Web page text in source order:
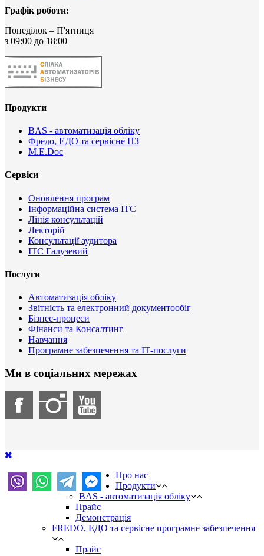
Графік роботи:
Понеділок – П'ятниця
з 09:00 до 18:00
Продукти
BAS - автоматизація обліку
Фредо, ЕДО та сервісне ПЗ
M.E.Doc
Сервіси
Оновлення програм
Інформаційна система ІТС
Лінія консультацій
Лекторій
Консультації аудитора
ІТС Галузевий
Послуги
Автоматизація обліку
Звітність та електронний документообіг
Бізнес-процеси
Фінанси та Консалтинг
Навчання
Програмне забезпечення та ІТ-послуги
Ми в соціальних мережах
Про нас
Продукти
BAS - автоматизація обліку
Прайс
Демонстрація
FREDO, ЕДО та сервісне програмне забезпечення
Прайс